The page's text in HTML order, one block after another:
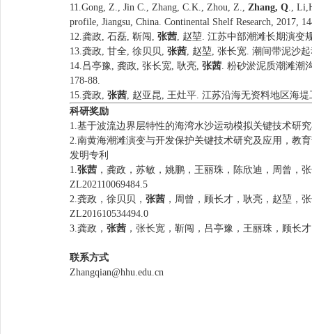
11.Gong, Z., Jin C., Zhang, C.K., Zhou, Z., Zhang, Q.,
profile, Jiangsu, China. Continental Shelf Research, 2017,
12.龚政, 石磊, 靳闯, 张茜, 赵堃. 江苏中部潮滩长期演变
13.龚政, 甘全, 徐贝贝, 张茜, 赵堃, 张长宽. 潮间带泥沙
14.吕亭豫, 龚政, 张长宽, 耿亮, 张茜. 粉砂淤泥质潮滩潮
178-88.
15.龚政, 张茜, 赵亚昆, 王灶平. 江苏沿海无资料地区海
科研奖励
1.基于波流边界层特性的海湾水沙运动模拟关键技术研
2.南黄海潮滩演变与开发保护关键技术研究及应用，教
发明专利
1.张茜 ，龚政，苏敏，姚鹏，王丽珠，陈欣迪，周曾，
ZL202110069484.5
2.龚政，徐贝贝， 张茜 ，周曾，顾长才，耿亮，赵堃，
ZL201610534494.0
3.龚政， 张茜 ，张长宽，靳闯，吕亭豫，王丽珠，顾长
联系方式
Zhangqian@hhu.edu.cn